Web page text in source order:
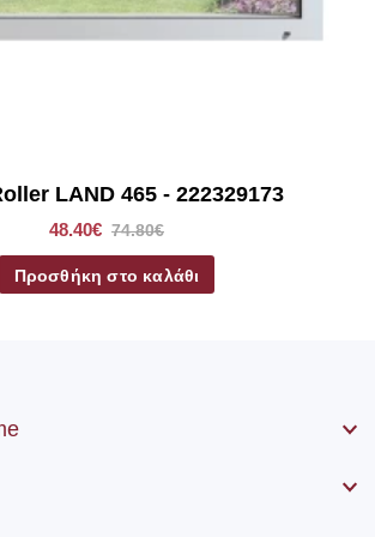
LAND 465 - 222329173
48.40€ 74.80€
Προσθήκη στο καλάθι